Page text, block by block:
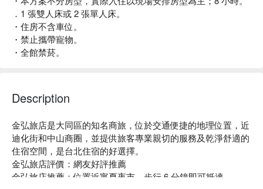
．1 張雙人床或 2 張單人床。
・住房不含車位。
・禁止攜帶寵物。
・全館禁菸。
Description
金弘旅店是大同區的知名商旅，位於交通便捷的地理位置，近
迪化街和中山商圈，並提供旅客專業親切的服務及乾淨舒適的
住宿空間，是台北住宿的好選擇。
金弘旅店評價：網友好評推薦
金弘旅店推薦：位置近寧夏夜市，步行 6 分鐘即可抵達